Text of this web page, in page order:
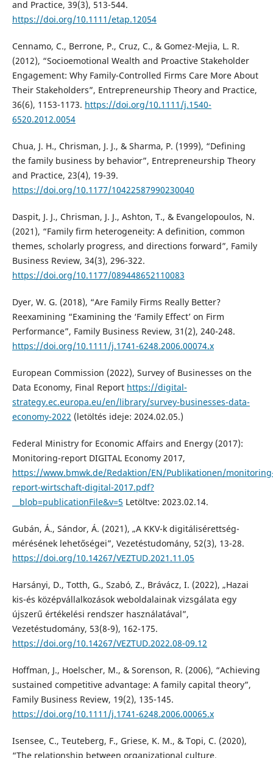
and Practice, 39(3), 513-544.
https://doi.org/10.1111/etap.12054
Cennamo, C., Berrone, P., Cruz, C., & Gomez-Mejia, L. R.
(2012), “Socioemotional Wealth and Proactive Stakeholder
Engagement: Why Family-Controlled Firms Care More About
Their Stakeholders”, Entrepreneurship Theory and Practice,
36(6), 1153-1173. https://doi.org/10.1111/j.1540-
6520.2012.0054
Chua, J. H., Chrisman, J. J., & Sharma, P. (1999), “Defining
the family business by behavior”, Entrepreneurship Theory
and Practice, 23(4), 19-39.
https://doi.org/10.1177/10422587990230040
Daspit, J. J., Chrisman, J. J., Ashton, T., & Evangelopoulos, N.
(2021), “Family firm heterogeneity: A definition, common
themes, scholarly progress, and directions forward”, Family
Business Review, 34(3), 296-322.
https://doi.org/10.1177/089448652110083
Dyer, W. G. (2018), “Are Family Firms Really Better?
Reexamining “Examining the ‘Family Effect’ on Firm
Performance”, Family Business Review, 31(2), 240-248.
https://doi.org/10.1111/j.1741-6248.2006.00074.x
European Commission (2022), Survey of Businesses on the
Data Economy, Final Report https://digital-
strategy.ec.europa.eu/en/library/survey-businesses-data-
economy-2022 (letöltés ideje: 2024.02.05.)
Federal Ministry for Economic Affairs and Energy (2017):
Monitoring-report DIGITAL Economy 2017,
https://www.bmwk.de/Redaktion/EN/Publikationen/
report-wirtschaft-digital-2017.pdf?
__blob=publicationFile&v=5 Letöltve: 2023.02.14.
Gubán, Á., Sándor, Á. (2021), „A KKV-k digitálisérettség-
mérésének lehetőségei”, Vezetéstudomány, 52(3), 13-28.
https://doi.org/10.14267/VEZTUD.2021.11.05
Harsányi, D., Totth, G., Szabó, Z., Brávácz, I. (2022), „Hazai
kis-és középvállalkozások weboldalainak vizsgálata egy
újszerű értékelési rendszer használatával”,
Vezetéstudomány, 53(8-9), 162-175.
https://doi.org/10.14267/VEZTUD.2022.08-09.12
Hoffman, J., Hoelscher, M., & Sorenson, R. (2006), “Achieving
sustained competitive advantage: A family capital theory”,
Family Business Review, 19(2), 135-145.
https://doi.org/10.1111/j.1741-6248.2006.00065.x
Isensee, C., Teuteberg, F., Griese, K. M., & Topi, C. (2020),
“The relationship between organizational culture,